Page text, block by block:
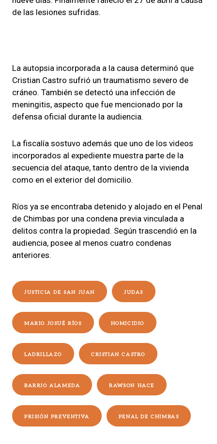
de las lesiones sufridas.
La autopsia incorporada a la causa determinó que
Cristian Castro sufrió un traumatismo severo de
cráneo. También se detectó una infección de
meningitis, aspecto que fue mencionado por la
defensa oficial durante la audiencia.
La fiscalía sostuvo además que uno de los videos
incorporados al expediente muestra parte de la
secuencia del ataque, tanto dentro de la vivienda
como en el exterior del domicilio.
Ríos ya se encontraba detenido y alojado en el Penal
de Chimbas por una condena previa vinculada a
delitos contra la propiedad. Según trascendió en la
audiencia, posee al menos cuatro condenas
anteriores.
JUSTICIA DE SAN JUAN JUDAS
MARIO JOSUÉ RÍOS HOMICIDIO
LADRILLAZO CRISTIAN CASTRO
BARRIO ALAMEDA RAWSON HACE
PRISIÓN PREVENTIVA PENAL DE CHIMBAS